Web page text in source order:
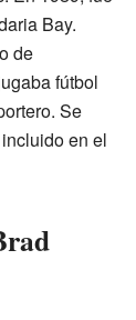
Bay.
de
fútbol
Se
en el